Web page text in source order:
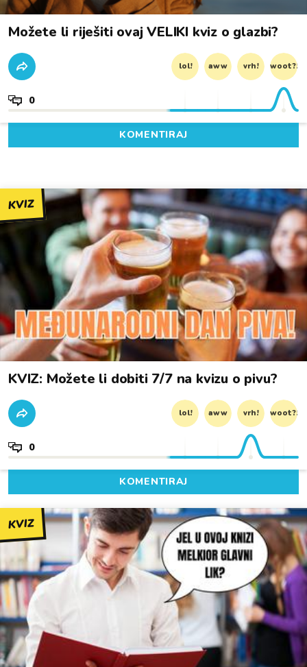
Možete li riješiti ovaj VELIKI kviz o glazbi?
lol! aww vrh! woot?!
0
KOMENTIRAJ
KVIZ
KVIZ: Možete li dobiti 7/7 na kvizu o pivu?
lol! aww vrh! woot?!
0
KOMENTIRAJ
KVIZ